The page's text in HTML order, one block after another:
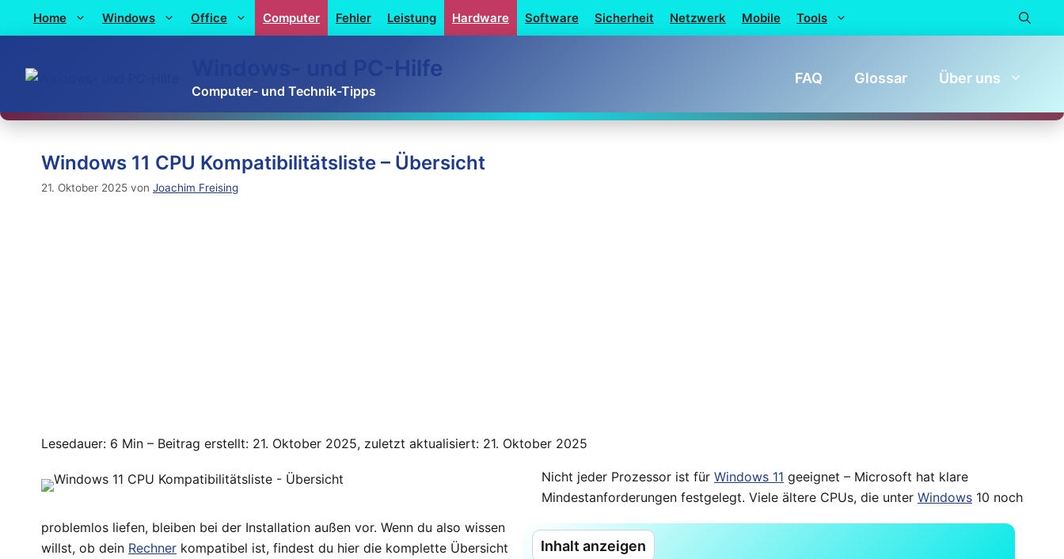
Home Windows Office Computer Fehler Leistung Hardware Software Sicherheit Netzwerk Mobile Tools
Windows- und PC-Hilfe
Computer- und Technik-Tipps
FAQ Glossar Über uns
Windows 11 CPU Kompatibilitätsliste – Übersicht
21. Oktober 2025 von Joachim Freising
Lesedauer: 6 Min – Beitrag erstellt: 21. Oktober 2025, zuletzt aktualisiert: 21. Oktober 2025
Inhalt anzeigen
Nicht jeder Prozessor ist für Windows 11 geeignet – Microsoft hat klare
Mindestanforderungen festgelegt. Viele ältere CPUs, die unter Windows 10 noch
problemlos liefen, bleiben bei der Installation außen vor. Wenn du also wissen
willst, ob dein Rechner kompatibel ist, findest du hier die komplette Übersicht